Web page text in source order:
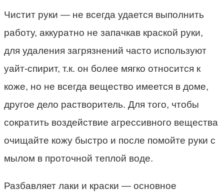
Чистит руки — не всегда удается выполнить
работу, аккуратно не запачкав краской руки,
для удаления загрязнений часто используют
уайт-спирит, т.к. он более мягко относится к
коже, но не всегда вещество имеется в доме,
другое дело растворитель. Для того, чтобы
сократить воздействие агрессивного вещества
очищайте кожу быстро и после помойте руки с
мылом в проточной теплой воде.
Разбавляет лаки и краски — основное